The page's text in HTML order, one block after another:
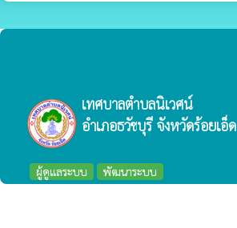
เทศบาลตำบลนิเวศน์
อำเภอธวัชบุรี จังหวัดร้อยเอ็ด
ผู้ดูแลระบบ พัฒนาระบบ